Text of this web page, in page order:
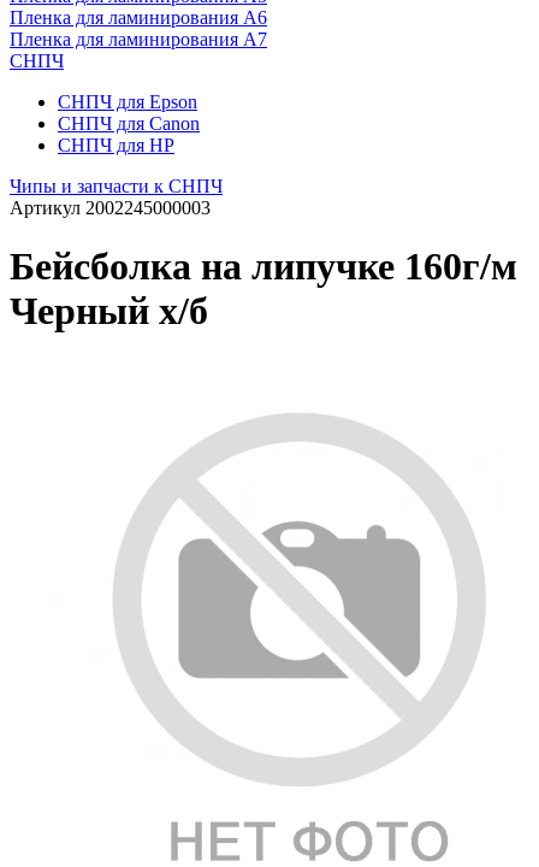
Пленка для ламинирования А6
Пленка для ламинирования А7
СНПЧ
СНПЧ для Epson
СНПЧ для Canon
СНПЧ для HP
Чипы и запчасти к СНПЧ
Артикул 2002245000003
Бейсболка на липучке 160г/м
Черный х/б